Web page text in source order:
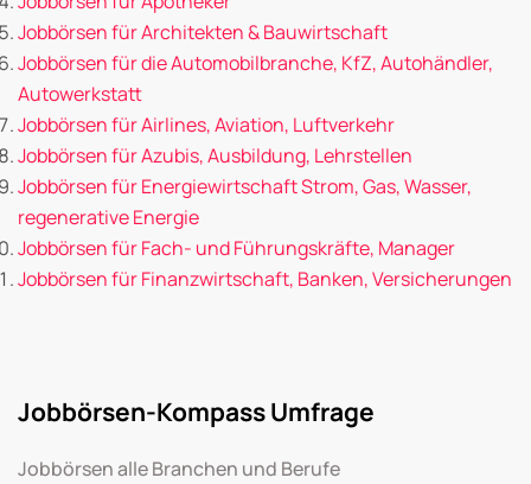
Jobbörsen für Architekten & Bauwirtschaft
Jobbörsen für die Automobilbranche, KfZ, Autohändler,
Autowerkstatt
Jobbörsen für Airlines, Aviation, Luftverkehr
Jobbörsen für Azubis, Ausbildung, Lehrstellen
Jobbörsen für Energiewirtschaft Strom, Gas, Wasser,
regenerative Energie
Jobbörsen für Fach- und Führungskräfte, Manager
Jobbörsen für Finanzwirtschaft, Banken, Versicherungen
Jobbörsen-Kompass Umfrage
Jobbörsen alle Branchen und Berufe